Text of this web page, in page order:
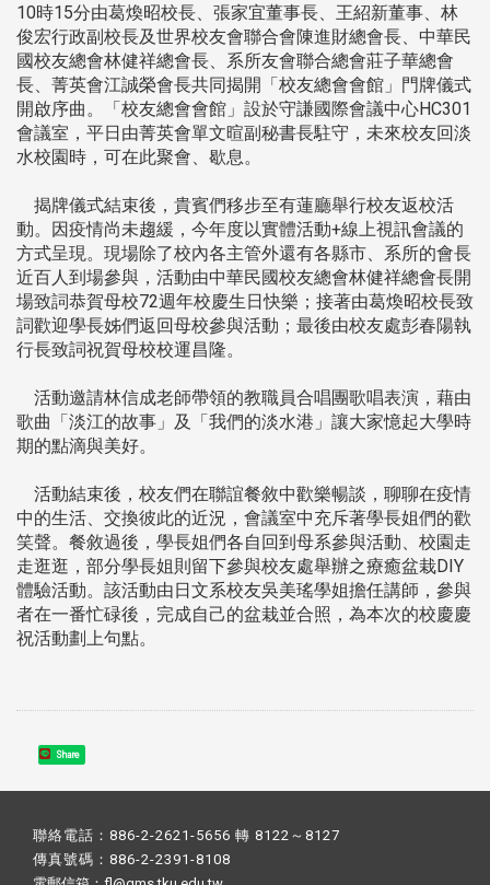
10時15分由葛煥昭校長、張家宜董事長、王紹新董事、林
俊宏行政副校長及世界校友會聯合會陳進財總會長、中華民
國校友總會林健祥總會長、系所友會聯合總會莊子華總會
長、菁英會江誠榮會長共同揭開「校友總會會館」門牌儀式
開啟序曲。「校友總會會館」設於守謙國際會議中心HC301
會議室，平日由菁英會單文暄副秘書長駐守，未來校友回淡
水校園時，可在此聚會、歇息。
揭牌儀式結束後，貴賓們移步至有蓮廳舉行校友返校活
動。因疫情尚未趨緩，今年度以實體活動+線上視訊會議的
方式呈現。現場除了校內各主管外還有各縣市、系所的會長
近百人到場參與，活動由中華民國校友總會林健祥總會長開
場致詞恭賀母校72週年校慶生日快樂；接著由葛煥昭校長致
詞歡迎學長姊們返回母校參與活動；最後由校友處彭春陽執
行長致詞祝賀母校校運昌隆。
活動邀請林信成老師帶領的教職員合唱團歌唱表演，藉由
歌曲「淡江的故事」及「我們的淡水港」讓大家憶起大學時
期的點滴與美好。
活動結束後，校友們在聯誼餐敘中歡樂暢談，聊聊在疫情
中的生活、交換彼此的近況，會議室中充斥著學長姐們的歡
笑聲。餐敘過後，學長姐們各自回到母系參與活動、校園走
走逛逛，部分學長姐則留下參與校友處舉辦之療癒盆栽DIY
體驗活動。該活動由日文系校友吳美瑤學姐擔任講師，參與
者在一番忙碌後，完成自己的盆栽並合照，為本次的校慶慶
祝活動劃上句點。
Share
聯絡電話：886-2-2621-5656 轉 8122～8127
傳真號碼：886-2-2391-8108